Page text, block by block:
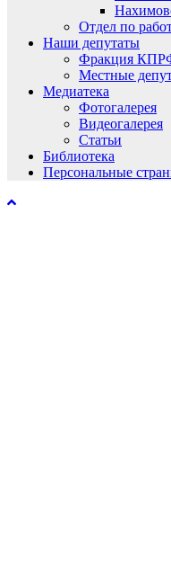
Отдел по
Наши депутаты
Фракция КПРФ
Местные
Медиатека
Фотогалерея
Видеогалерея
Статьи
Библиотека
Персональные